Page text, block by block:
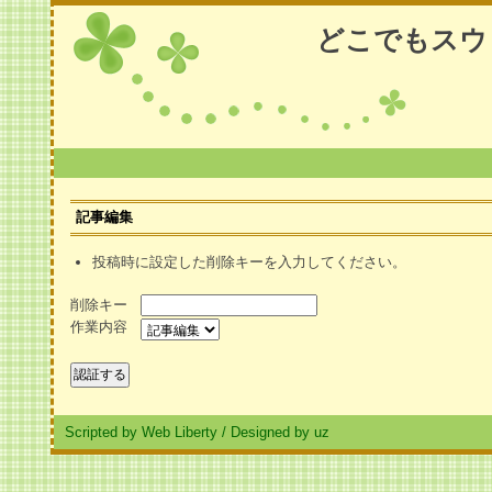
どこでもス
記事編集
投稿時に設定した削除キーを入力してください。
削除キー
作業内容
Scripted by Web Liberty / Designed by uz